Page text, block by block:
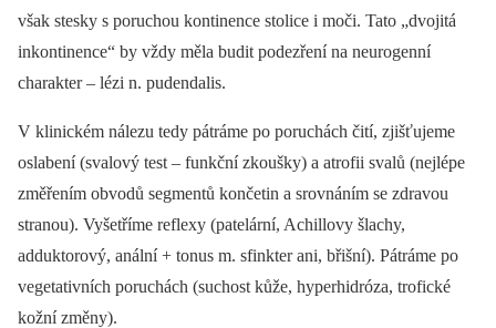
však stesky s poruchou kontinence stolice i moči. Tato „dvojitá
inkontinence“ by vždy měla budit podezření na neurogenní
charakter –⁠ lézi n. pudendalis.
V klinickém nálezu tedy pátráme po poruchách čití, zjišťujeme
oslabení (svalový test –⁠ funkční zkoušky) a atrofii svalů (nejlépe
změřením obvodů segmentů končetin a srovnáním se zdravou
stranou). Vyšetříme reflexy (patelární, Achillovy šlachy,
adduktorový, anální + tonus m. sfinkter ani, břišní). Pátráme po
vegetativních poruchách (suchost kůže, hyperhidróza, trofické
kožní změny).